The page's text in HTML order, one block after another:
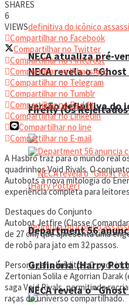
NECA atualiza pré-
Firefly (Os
NECA revela o
NECA revela o
versão definitiva do
Department 56
Grifinória (Harry
SHARES
6
VIEWS
Compartilhar no Facebook
Compartilhar no Twitter
Compartilhar no Pinterest
Compartilhar no WhatsApp
Compartilhar no Telegram
Compartilhar no Tumblr
Compartilhar no Reddit
Compartilhar no Linkedin
Compartilhar no line
Compartilhar no E-mail
A Hasbro traz para o mundo real
quadrinhos Void Rivals. O
Autobots à nova mitologia do
experiência completa para
Destaques do Conjunto
Autobot Jetfire (Classe
de 27 cm, que apresenta uma
de robô para jato em 32 passos.
Personagens Inéditos: O pack
Zertonian Solila e Agorrian Darak
saga Void Rivals, permitindo
raças do universo compartilhado.